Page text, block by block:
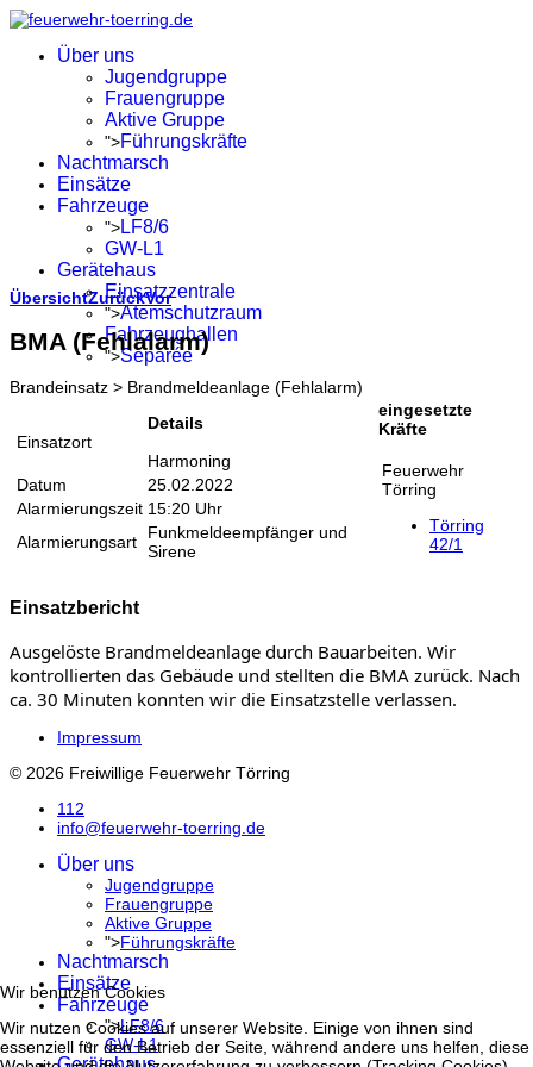
Über uns
Jugendgruppe
Frauengruppe
Aktive Gruppe
">Führungskräfte
Nachtmarsch
Einsätze
Fahrzeuge
">LF8/6
GW-L1
Gerätehaus
Einsatzzentrale
">Atemschutzraum
Fahrzeughallen
">Separée
ÜbersichtZurückVor
BMA (Fehlalarm)
Brandeinsatz > Brandmeldeanlage (Fehlalarm)
Einsatzort
Details
Harmoning
Datum
25.02.2022
Alarmierungszeit 15:20 Uhr
Alarmierungsart
Funkmeldeempfänger und
Sirene
eingesetzte
Kräfte
Feuerwehr
Törring
Törring
42/1
Einsatzbericht
Ausgelöste Brandmeldeanlage durch Bauarbeiten. Wir
kontrollierten das Gebäude und stellten die BMA zurück. Nach
ca. 30 Minuten konnten wir die Einsatzstelle verlassen.
Impressum
© 2026 Freiwillige Feuerwehr Törring
112
info@feuerwehr-toerring.de
Über uns
Jugendgruppe
Frauengruppe
Aktive Gruppe
">Führungskräfte
Nachtmarsch
Einsätze
Fahrzeuge
">LF8/6
GW-L1
Wir benutzen Cookies
Wir nutzen Cookies auf unserer Website. Einige von ihnen sind
essenziell für den Betrieb der Seite, während andere uns helfen, diese